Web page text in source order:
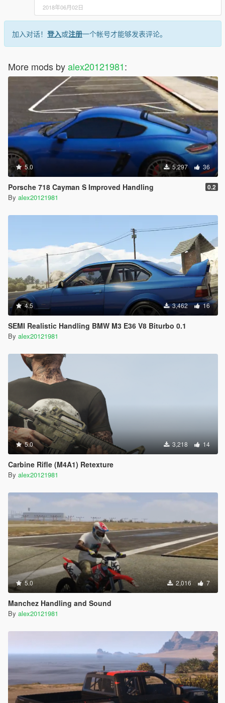
2018年06月02日
加入对话！ 登入或注册一个帐号才能够发表评论。
More mods byalex20121981:
5.0 5,297 36
Porsche 718 Cayman S Improved Handling 0.2
By alex20121981
4.5 3,462 16
SEMI Realistic Handling BMW M3 E36 V8 Biturbo 0.1
By alex20121981
5.0 3,218 14
Carbine Rifle (M4A1) Retexture
By alex20121981
5.0 2,016 7
Manchez Handling and Sound
By alex20121981